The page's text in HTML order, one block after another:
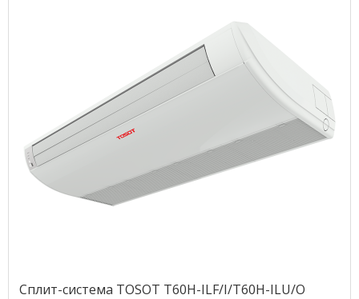
Сплит-система TOSOT T60H-ILF/I/T60H-ILU/O